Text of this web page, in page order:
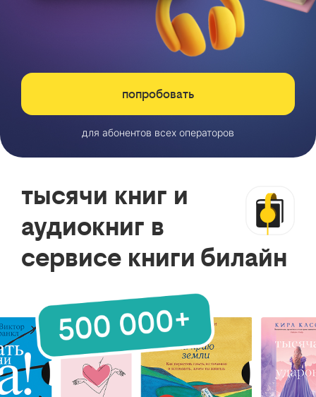
попробовать
для абонентов всех операторов
тысячи книг и
аудиокниг в
сервисе книги билайн